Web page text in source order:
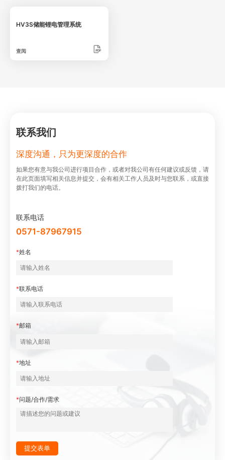
HV3S储能锂电管理系统
查阅
联系我们
深度沟通，只为更深度的合作
如果您有意与我公司进⾏项⽬合作，或者对我公司有任何建议或反馈，请
在此⻚⾯填写相关信息并提交，会有相关⼯作⼈员及时与您联系，或直接
拨打我们的电话。
联系电话
0571-87967915
*姓名
*联系电话
*邮箱
*地址
*问题/合作/需求